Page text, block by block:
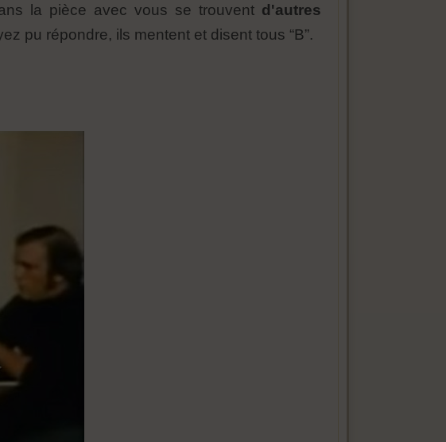
la pièce avec vous se trouvent d'autres
pu répondre, ils mentent et disent tous “B”.